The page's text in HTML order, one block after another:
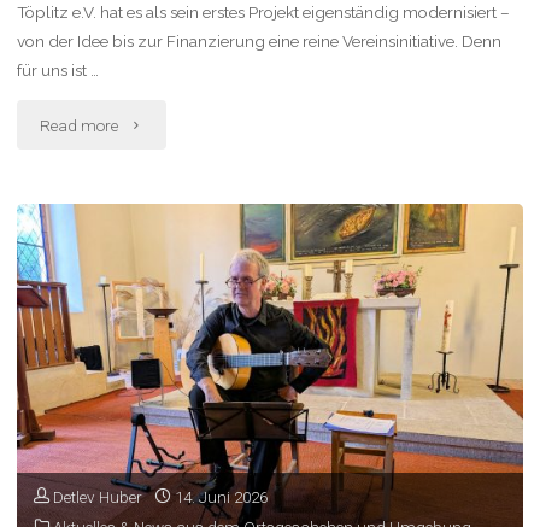
Töplitz e.V. hat es als sein erstes Projekt eigenständig modernisiert –
von der Idee bis zur Finanzierung eine reine Vereinsinitiative. Denn
für uns ist …
Read more "Das
Detlev Huber
14. Juni 2026